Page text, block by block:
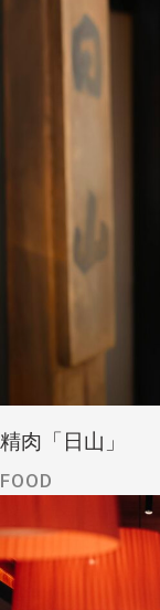
精肉「日山」
FOOD